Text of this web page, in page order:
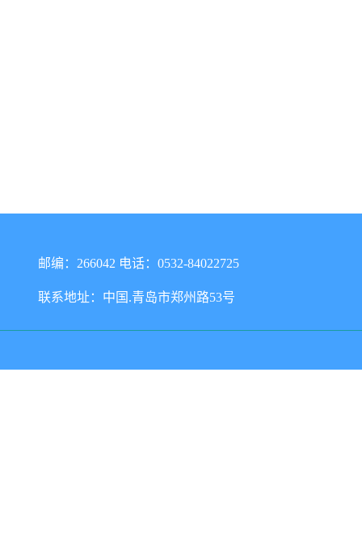
邮编：266042 电话：0532-84022725
联系地址：中国.青岛市郑州路53号